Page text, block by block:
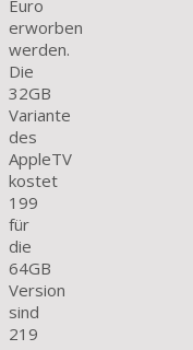
Euro
erworben
werden.
Die
32GB
Variante
des
AppleTV
kostet
199
für
die
64GB
Version
sind
219